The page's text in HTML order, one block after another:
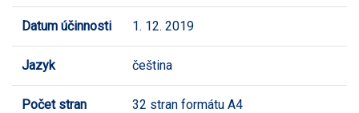
Datum účinnosti 1. 12. 2019
Jazyk čeština
Počet stran 32 stran formátu A4